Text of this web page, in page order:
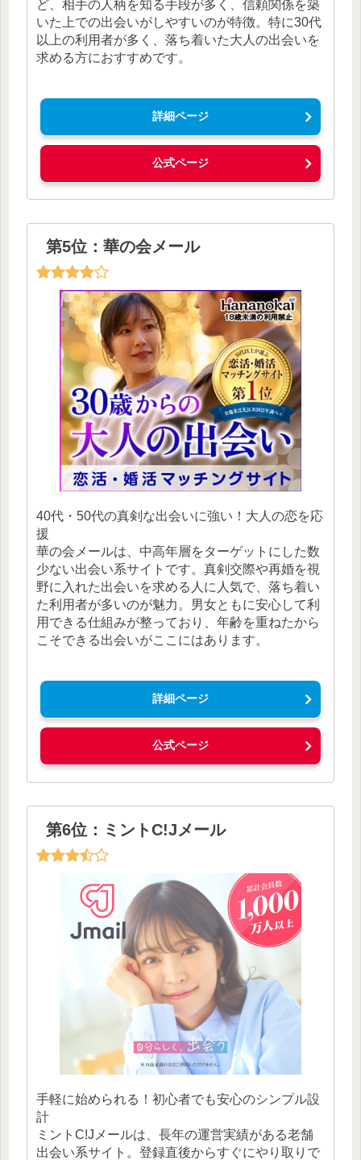
ど、相手の人柄を知る手段が多く、信頼関係を築
いた上での出会いがしやすいのが特徴。特に30代
以上の利用者が多く、落ち着いた大人の出会いを
求める方におすすめです。
詳細ページ
公式ページ
第5位：華の会メール
40代・50代の真剣な出会いに強い！大人の恋を応
援
華の会メールは、中高年層をターゲットにした数
少ない出会い系サイトです。真剣交際や再婚を視
野に入れた出会いを求める人に人気で、落ち着い
た利用者が多いのが魅力。男女ともに安心して利
用できる仕組みが整っており、年齢を重ねたから
こそできる出会いがここにはあります。
詳細ページ
公式ページ
第6位：ミントC!Jメール
手軽に始められる！初心者でも安心のシンプル設
計
ミントC!Jメールは、長年の運営実績がある老舗
出会い系サイト。登録直後からすぐにやり取りで